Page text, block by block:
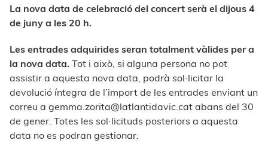
La nova data de celebració del concert serà el dijous 4
de juny a les 20 h.
Les entrades adquirides seran totalment vàlides per a
la nova data. Tot i això, si alguna persona no pot
assistir a aquesta nova data, podrà sol·licitar la
devolució íntegra de l’import de les entrades enviant un
correu a gemma.zorita@latlantidavic.cat abans del 30
de gener. Totes les sol·licituds posteriors a aquesta
data no es podran gestionar.